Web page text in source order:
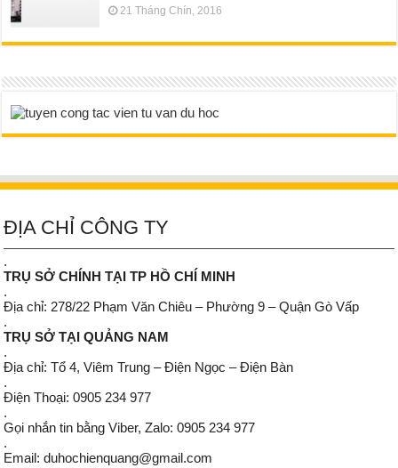
21 Tháng Chín, 2016
ĐỊA CHỈ CÔNG TY
.
TRỤ SỞ CHÍNH TẠI TP HỒ CHÍ MINH
.
Địa chỉ: 278/22 Phạm Văn Chiêu – Phường 9 – Quận Gò Vấp
.
TRỤ SỞ TẠI QUẢNG NAM
.
Địa chỉ: Tổ 4, Viêm Trung – Điện Ngọc – Điện Bàn
.
Điện Thoại: 0905 234 977
.
Gọi nhắn tin bằng Viber, Zalo: 0905 234 977
.
Email: duhochienquang@gmail.com